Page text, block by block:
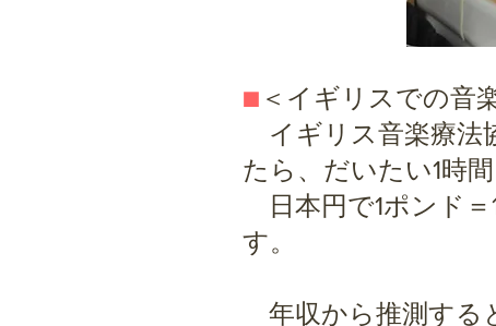
■ ＜イギリスでの音
イギリス音楽療法
たら、だいたい1時
日本円で1ポンド
す。
年収から推測する